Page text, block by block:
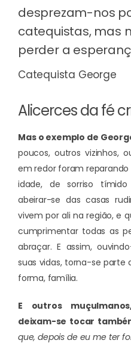
desprezam-nos
catequistas, mas
perder a
Catequista George
Alicerces da fé
Mas o exemplo de
poucos, outros vizinhos,
em redor foram
idade, de sorriso
abeirar-se das casas
vivem por ali na região, e
cumprimentar todas as
abraçar. E assim,
suas vidas, torna-se parte
forma, família.
E outros
deixam-se tocar
que, depois de eu me ter